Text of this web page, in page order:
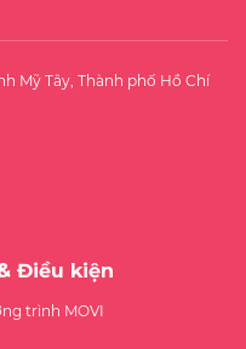
Mỹ Tây, Thành phố Hồ Chí
Điều kiện
trình MOVI